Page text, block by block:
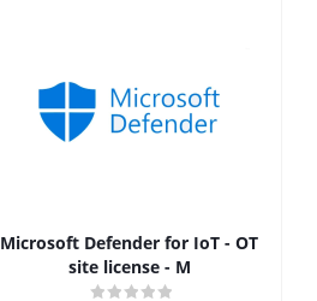
Microsoft Defender for IoT - OT
site license - M